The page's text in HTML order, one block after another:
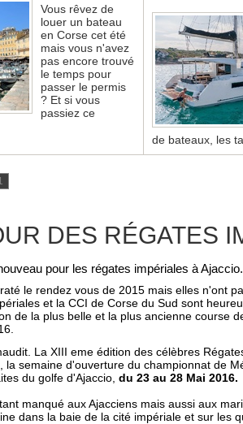
Vous rêvez de
louer un bateau
en Corse cet été
mais vous n'avez
pas encore trouvé
le temps pour
passer le permis
? Et si vous
passiez ce
de bateaux, les
DES RÉGATES
pour les régates impériales à Ajaccio.
le rendez vous de 2015 mais elles n'ont
et la CCI de Corse du Sud sont
de la plus belle et la plus ancienne course
La XIII eme édition des célèbres
la semaine d'ouverture du championnat de
du golfe d'Ajaccio, du 23 au 28 Mai 2016.
manqué aux Ajacciens mais aussi aux
dans la baie de la cité impériale et sur les